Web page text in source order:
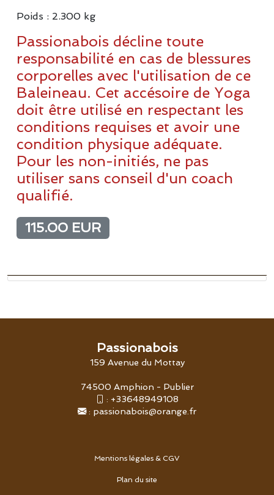
Poids : 2.300 kg
Passionabois décline toute
responsabilité en cas de blessures
corporelles avec l'utilisation de ce
Baleineau. Cet accésoire de Yoga
doit être utilisé en respectant les
conditions requises et avoir une
condition physique adéquate.
Pour les non-initiés, ne pas
utiliser sans conseil d'un coach
qualifié.
115.00 EUR
Passionabois
159 Avenue du Mottay
74500 Amphion - Publier
: +33648949108
: passionabois@orange.fr
Mentions légales & CGV
Plan du site